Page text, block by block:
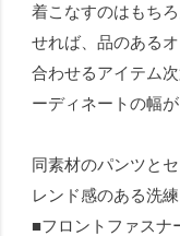
着こなすのはもち
せれば、品のある
合わせるアイテム
ーディネートの幅
同素材のパンツと
レンド感のある洗
■フロントファスナ